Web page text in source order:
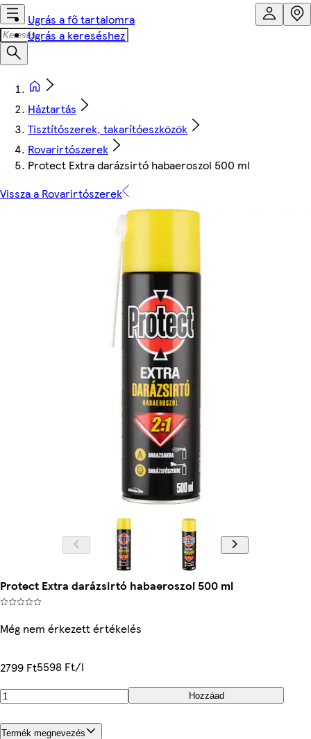
Ugrás a fő tartalomra
Ugrás a kereséshez
Háztartás
Tisztítószerek, takarítóeszközök
Rovarirtószerek
Protect Extra darázsirtó habaeroszol 500 ml
Vissza a Rovarirtószerek
Protect Extra darázsirtó habaeroszol 500 ml
Még nem érkezett értékelés
2799 Ft5598 Ft/l
Hozzáad
Termék megnevezés